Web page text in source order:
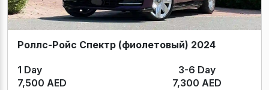
Роллс-Ройс Спектр (фиолетовый) 2024
1 Day
3-6 Day
7,500 AED
7,300 AED